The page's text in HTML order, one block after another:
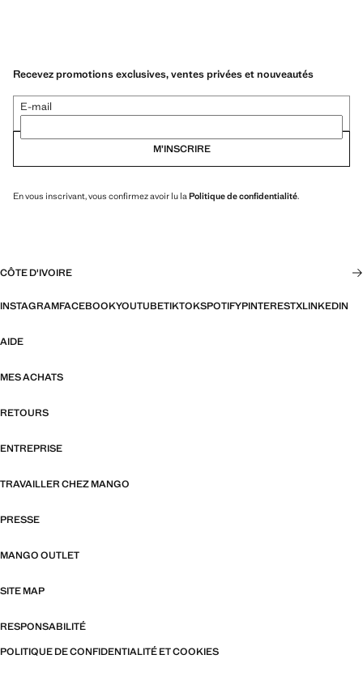
Recevez promotions exclusives, ventes privées et nouveautés
E-mail
M’INSCRIRE
En vous inscrivant, vous confirmez avoir lu la Politique de confidentialité.
CÔTE D'IVOIRE
INSTAGRAMFACEBOOKYOUTUBETIKTOKSPOTIFYPINTERESTXLINKEDIN
AIDE
MES ACHATS
RETOURS
ENTREPRISE
TRAVAILLER CHEZ MANGO
PRESSE
MANGO OUTLET
SITE MAP
RESPONSABILITÉ
POLITIQUE DE CONFIDENTIALITÉ ET COOKIES